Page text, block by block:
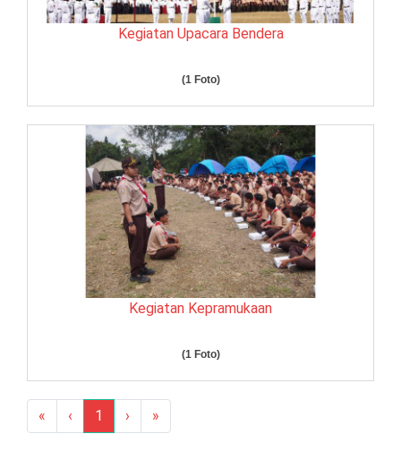
Kegiatan Upacara Bendera
(1 Foto)
Kegiatan Kepramukaan
(1 Foto)
« ‹ 1 › »